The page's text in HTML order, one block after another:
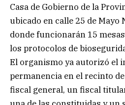
Casa de Gobierno de la
ubicado en calle 25 de Mayo
donde funcionarán 15
los protocolos de
El organismo ya autorizó el
permanencia en el recinto
fiscal general, un fiscal